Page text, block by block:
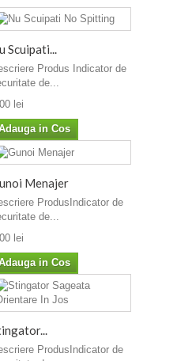
Scuipati...
Produs Indicator de
de...
lei
in Cos
Menajer
ProdusIndicator de
de...
lei
in Cos
ProdusIndicator de